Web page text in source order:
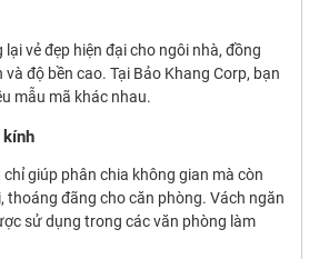
vẻ đẹp hiện đại cho ngôi nhà, đồng
độ bền cao. Tại Bảo Khang Corp, bạn
mẫu mã khác nhau.
kính
giúp phân chia không gian mà còn
thoáng đãng cho căn phòng. Vách ngăn
sử dụng trong các văn phòng làm